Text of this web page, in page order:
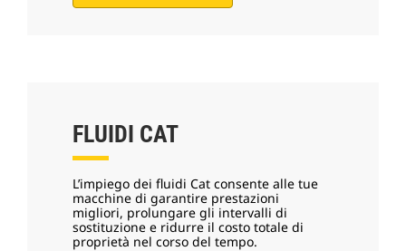
FLUIDI CAT
L’impiego dei fluidi Cat consente alle tue
macchine di garantire prestazioni
migliori, prolungare gli intervalli di
sostituzione e ridurre il costo totale di
proprietà nel corso del tempo.